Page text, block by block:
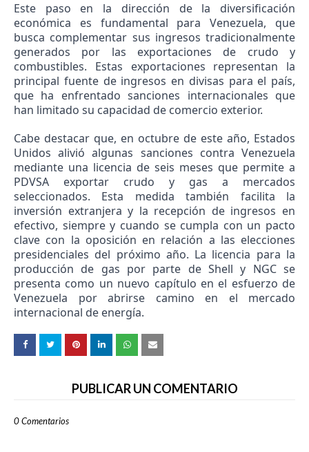
Este paso en la dirección de la diversificación
económica es fundamental para Venezuela, que
busca complementar sus ingresos tradicionalmente
generados por las exportaciones de crudo y
combustibles. Estas exportaciones representan la
principal fuente de ingresos en divisas para el país,
que ha enfrentado sanciones internacionales que
han limitado su capacidad de comercio exterior.
Cabe destacar que, en octubre de este año, Estados
Unidos alivió algunas sanciones contra Venezuela
mediante una licencia de seis meses que permite a
PDVSA exportar crudo y gas a mercados
seleccionados. Esta medida también facilita la
inversión extranjera y la recepción de ingresos en
efectivo, siempre y cuando se cumpla con un pacto
clave con la oposición en relación a las elecciones
presidenciales del próximo año. La licencia para la
producción de gas por parte de Shell y NGC se
presenta como un nuevo capítulo en el esfuerzo de
Venezuela por abrirse camino en el mercado
internacional de energía.
PUBLICAR UN COMENTARIO
0 Comentarios